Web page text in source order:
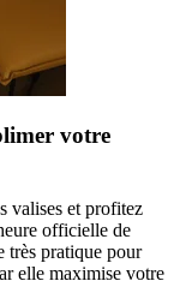
votre
valises et profitez
officielle de
très pratique pour
elle maximise votre